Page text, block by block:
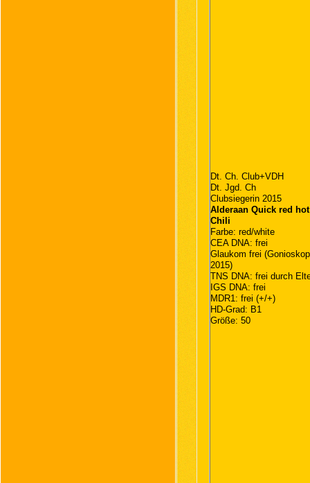
Dt. Ch. Club+VDH
Dt. Jgd. Ch
Clubsiegerin 2015
Alderaan Quick red hot
Chili
Farbe: red/white
CEA DNA: frei
Glaukom frei
2015)
TNS DNA: frei durch
IGS DNA: frei
MDR1: frei (+/+)
HD-Grad: B1
Größe: 50